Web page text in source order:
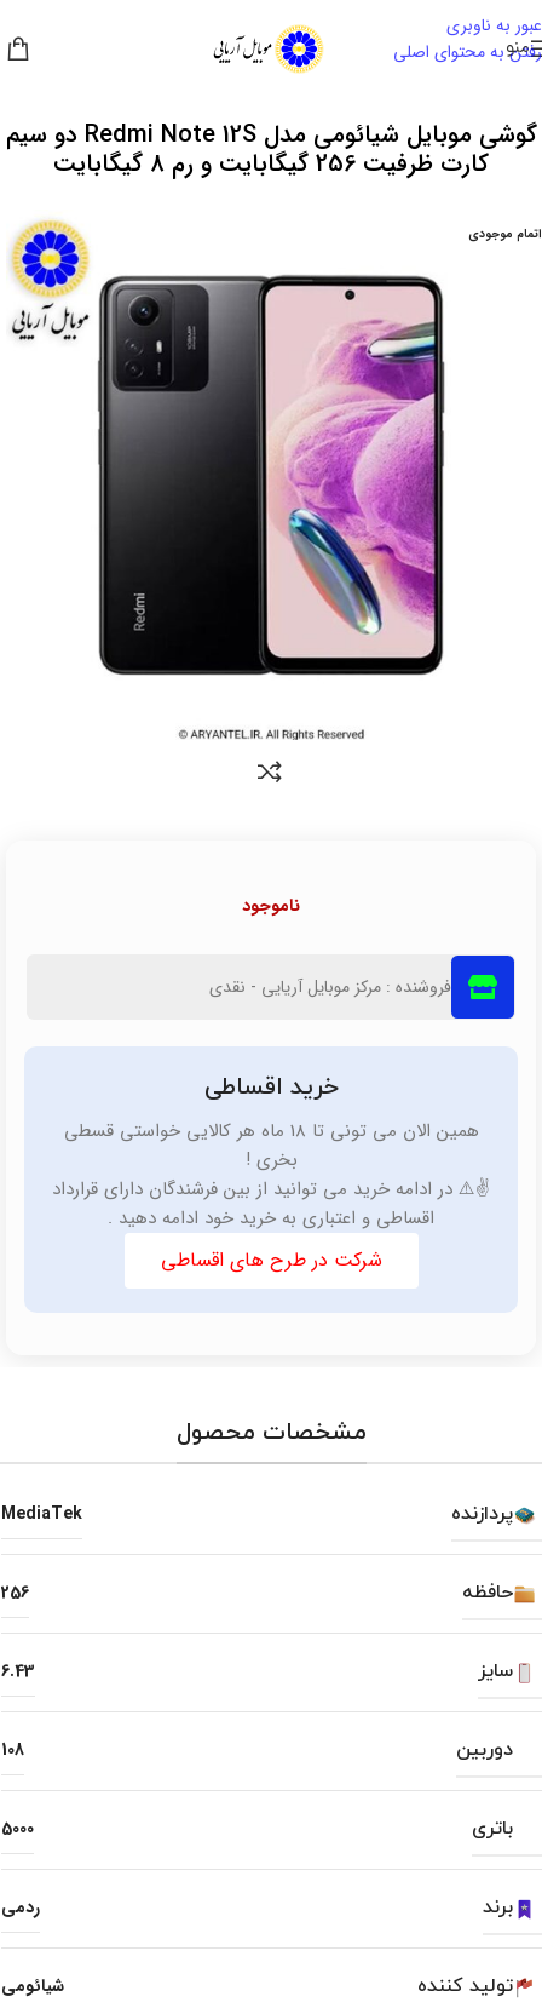
عبور به ناوبری
رفتن به محتوای اصلی
منو
گوشی موبایل شیائومی مدل Redmi Note 12S دو سیم
کارت ظرفیت 256 گیگابایت و رم 8 گیگابایت
اتمام موجودی
ناموجود
فروشنده : مرکز موبایل آریایی - نقدی
خرید اقساطی
همین الان می تونی تا 18 ماه هر کالایی خواستی قسطی
بخری !
✌️⚠️ در ادامه خرید می توانید از بین فرشندگان دارای قرارداد
اقساطی و اعتباری به خرید خود ادامه دهید .
شرکت در طرح های اقساطی
مشخصات محصول
پردازنده MediaTek
حافظه 256
سایز 6.43
دوربین 108
باتری 5000
برند ردمی
تولید کننده شیائومی